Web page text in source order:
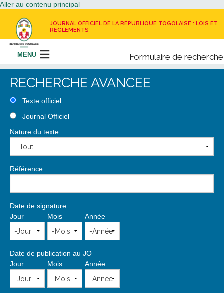
Aller au contenu principal
JOURNAL OFFICIEL DE LA REPUBLIQUE TOGOLAISE : LOIS ET
REGLEMENTS
Formulaire de recherche
Rechercher
MENU
LE JOURNAL OFFICIEL
RECEVOIR LE JOURNAL OFFICIEL
NOUS CONTACTER
RECHERCHE AVANCEE
Texte officiel
Journal Officiel
Nature du texte
Référence
Date de signature
Jour
Mois Année
Date de publication au JO
Jour
Mois Année